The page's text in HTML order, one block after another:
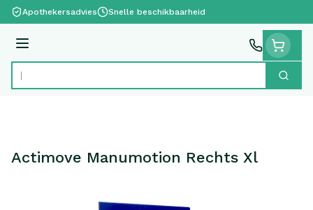
Ga naar de inhoud
Apothekersadvies Snelle beschikbaarheid
Menu
Product, merk, categorie... Zoek
Actimove Manumotion Rechts Xl